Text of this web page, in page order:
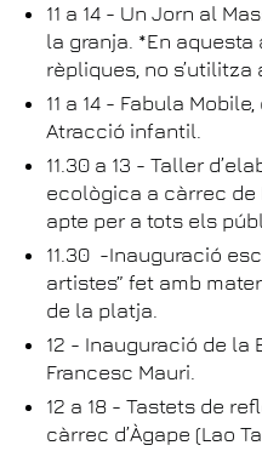
11 a 14 - Un Jorn al
la granja. *En
rèpliques, no s’utilitza
11 a 14 - Fabula
Atracció infantil.
11.30 a 13 - Taller
ecològica a càrrec de
apte per a tots els
11.30 -Inauguració
artistes” fet amb
de la platja.
12 - Inauguració de la
Francesc Mauri.
12 a 18 - Tastets de
càrrec d’Àgape (Lao